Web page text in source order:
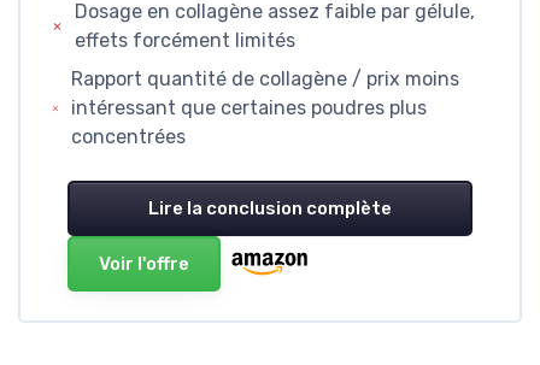
Dosage en collagène assez faible par gélule,
effets forcément limités
Rapport quantité de collagène / prix moins
intéressant que certaines poudres plus
concentrées
Lire la conclusion complète
Voir l'offre